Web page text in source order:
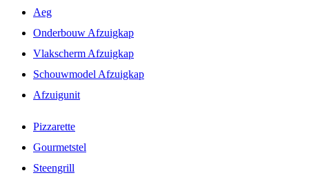
Aeg
Onderbouw Afzuigkap
Vlakscherm Afzuigkap
Schouwmodel Afzuigkap
Afzuigunit
Pizzarette
Gourmetstel
Steengrill